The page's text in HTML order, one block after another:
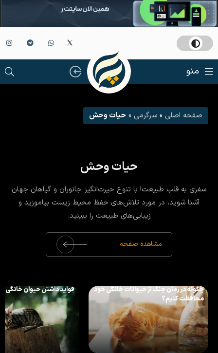
منو
صفحه اصلی » سرگرمی » حیات وحش
حیات وحش
سفری به قلب طبیعت! با تنوع حیرت‌انگیز جانوران و گیاهان جهان
آشنا شوید، در مورد تلاش‌های حفظ محیط زیست بیاموزید و
زیبایی‌های طبیعت را ببینید.
مشاهده صفحه
چگونه در زمان جنگ از حیوانات خانگی خود
محافظت کنیم؟
فواید داشتن حیوان خانگی